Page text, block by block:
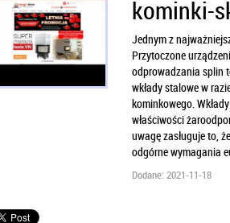
kominki-
Jednym z
Przytoczone
odprowadzania splin
wkłady stalowe w
kominkowego.
właściwości
uwagę zasługuje to,
odgórne wymagania
Dodane: 2021-11-18